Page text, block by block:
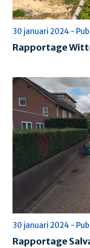
Rapportage
30 januari 2024 -
Rapportage
30 januari 2024 -